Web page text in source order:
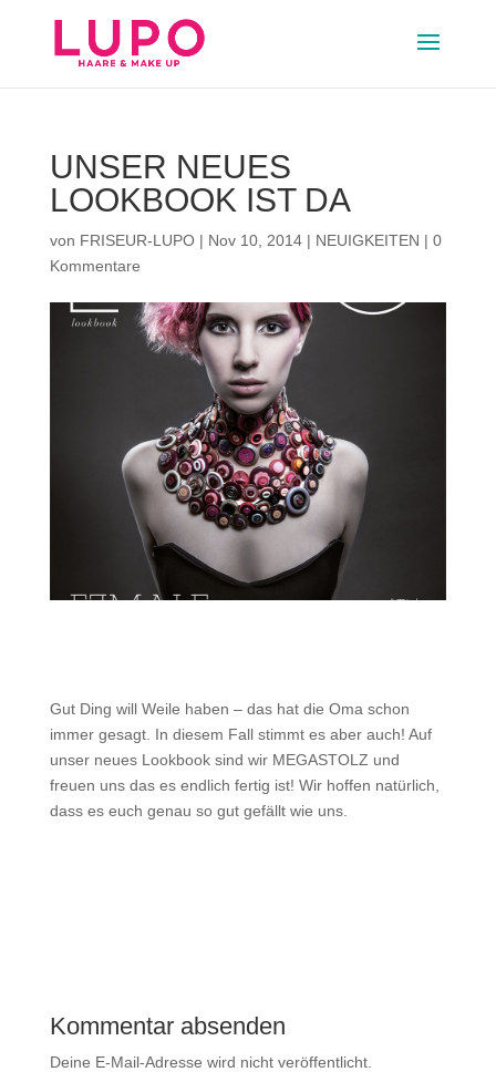
UNSER NEUES
LOOKBOOK IST DA
von FRISEUR-LUPO| Nov 10, 2014| NEUIGKEITEN | 0
Kommentare
Gut Ding will Weile haben – das hat die Oma schon
immer gesagt. In diesem Fall stimmt es aber auch! Auf
unser neues Lookbook sind wir MEGASTOLZ und
freuen uns das es endlich fertig ist! Wir hoffen natürlich,
dass es euch genau so gut gefällt wie uns.
Kommentar absenden
Deine E-Mail-Adresse wird nicht veröffentlicht.